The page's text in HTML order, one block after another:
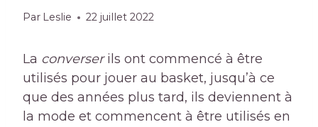
Par Leslie 22 juillet 2022
La converserils ont commencé à être
utilisés pour jouer au basket, jusqu’à ce
que des années plus tard, ils deviennent à
la mode et commencent à être utilisés en